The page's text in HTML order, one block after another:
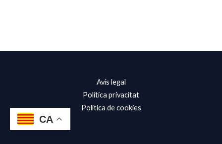
Avís legal
Política privacitat
Política de cookies
CA